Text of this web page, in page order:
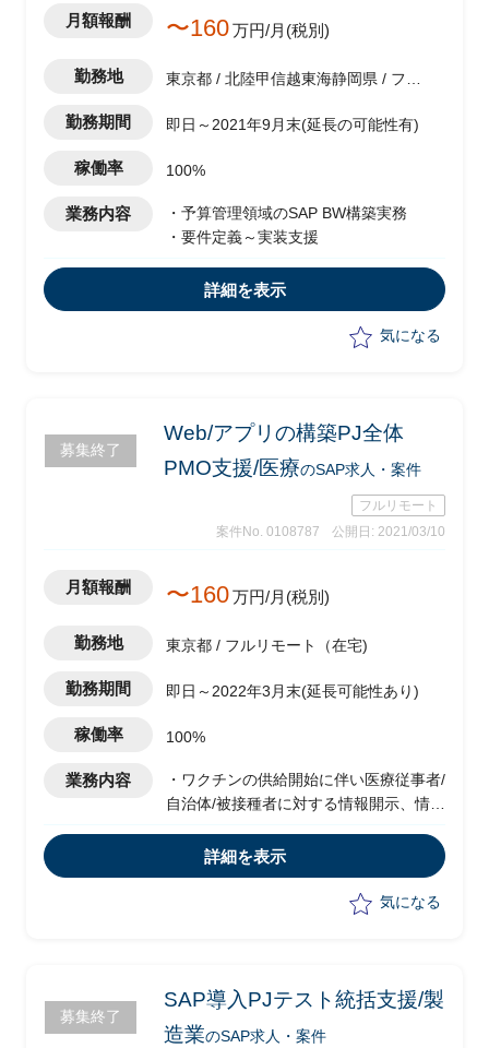
月額報酬 〜160万円/月(税別)
勤務地
東京都 / 北陸甲信越東海静岡県 / フル
勤務期間 即日～2021年9月末(延長の可能性有)
稼働率 100%
業務内容
・予算管理領域のSAP BW構築実務
・要件定義～実装支援
詳細を表示
気になる
募集終了
Web/アプリの構築PJ全体
PMO支援/医療のSAP求人・案件
フルリモート
案件No. 0108787
公開日: 2021/03/10
月額報酬 〜160万円/月(税別)
勤務地 東京都 / フルリモート（在宅)
勤務期間 即日～2022年3月末(延長可能性あり)
稼働率 100%
業務内容
・ワクチンの供給開始に伴い医療従事者/
自治体/被接種者に対する情報開示、情報
PJのPMO
・周辺業務の整理
・プロジェクト全体マネジメント
詳細を表示
気になる
募集終了
SAP導入PJテスト統括支援/製
造業のSAP求人・案件